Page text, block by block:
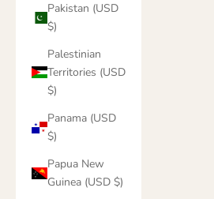
Pakistan (USD
$)
Palestinian
Territories (USD
$)
Panama (USD
$)
Papua New
Guinea (USD $)